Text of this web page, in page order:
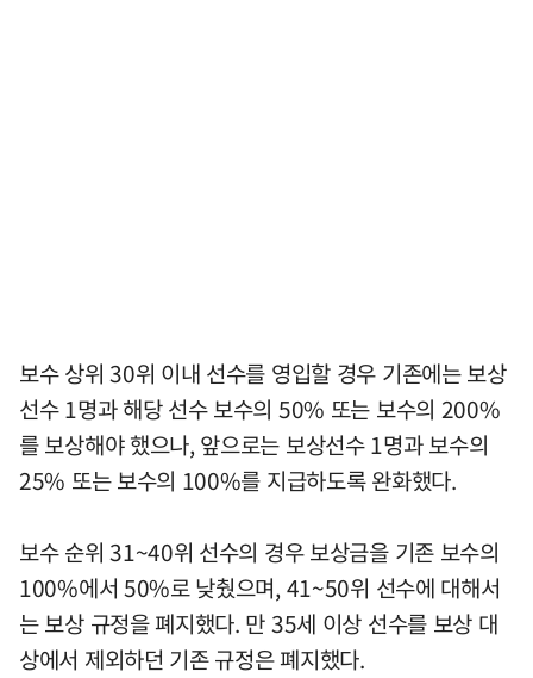
보수 상위 30위 이내 선수를 영입할 경우 기존에는 보상
선수 1명과 해당 선수 보수의 50% 또는 보수의 200%
를 보상해야 했으나, 앞으로는 보상선수 1명과 보수의
25% 또는 보수의 100%를 지급하도록 완화했다.
보수 순위 31~40위 선수의 경우 보상금을 기존 보수의
100%에서 50%로 낮췄으며, 41~50위 선수에 대해서
는 보상 규정을 폐지했다. 만 35세 이상 선수를 보상 대
상에서 제외하던 기존 규정은 폐지했다.